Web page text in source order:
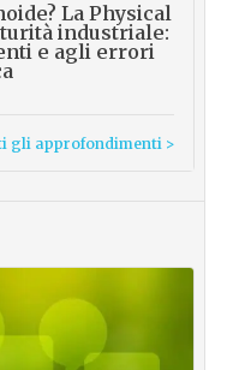
La Physical
industriale:
e agli errori
gli approfondimenti >